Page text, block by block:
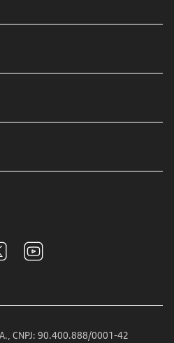
CNPJ: 90.400.888/0001-42